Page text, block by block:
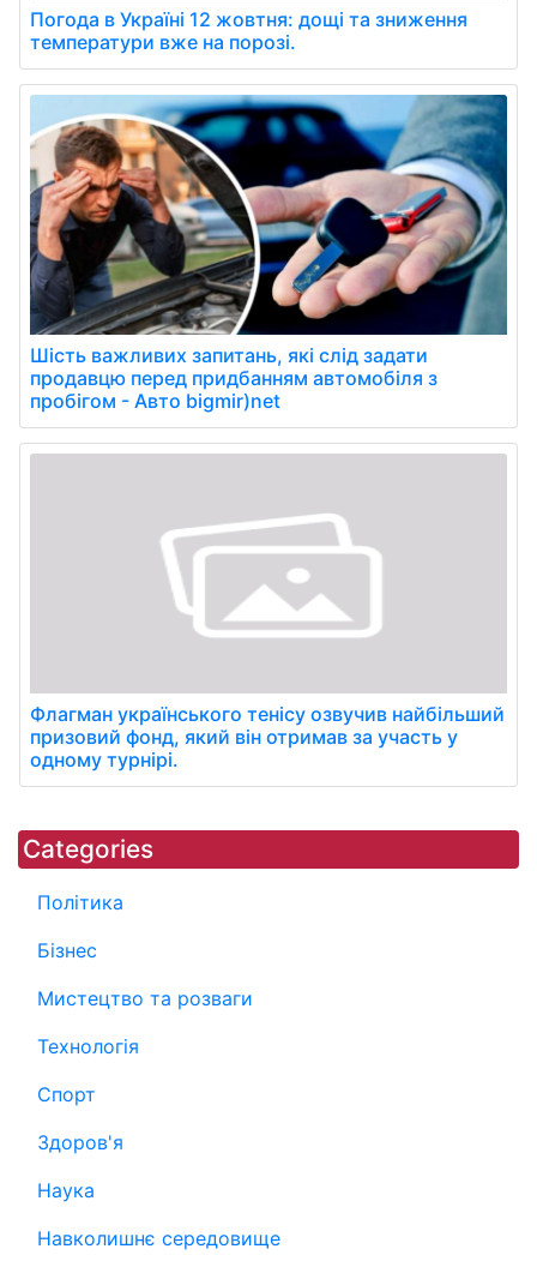
Погода в Україні 12 жовтня: дощі та зниження
температури вже на порозі.
Шість важливих запитань, які слід задати
продавцю перед придбанням автомобіля з
пробігом - Авто bigmir)net
Флагман українського тенісу озвучив найбільший
призовий фонд, який він отримав за участь у
одному турнірі.
Categories
Політика
Бізнес
Мистецтво та розваги
Технологія
Спорт
Здоров'я
Наука
Навколишнє середовище